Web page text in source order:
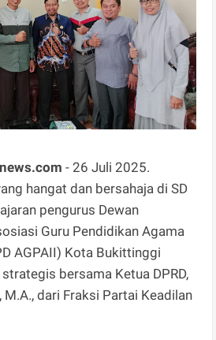
- 26 Juli 2025.
hangat dan bersahaja di SD
pengurus Dewan
Guru Pendidikan Agama
AGPAII) Kota Bukittinggi
bersama Ketua DPRD,
M.A., dari Fraksi Partai Keadilan